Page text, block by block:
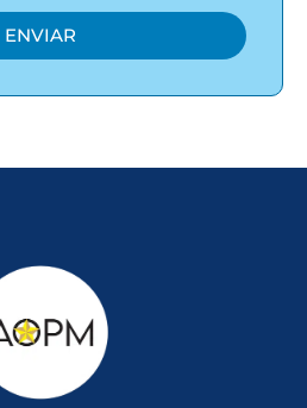
ENVIAR